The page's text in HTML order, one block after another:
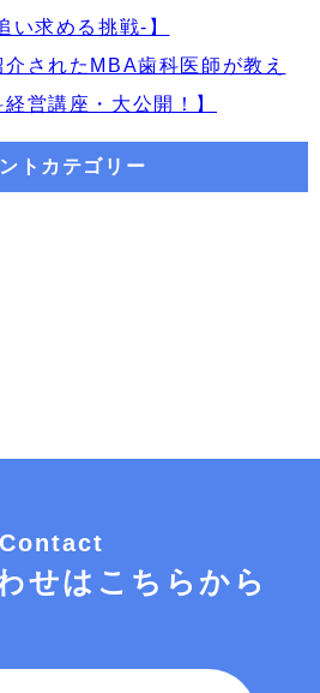
求める挑戦-】
介されたMBA歯科医師が教え
営講座・大公開！】
トカテゴリー
Contact
せはこちらから